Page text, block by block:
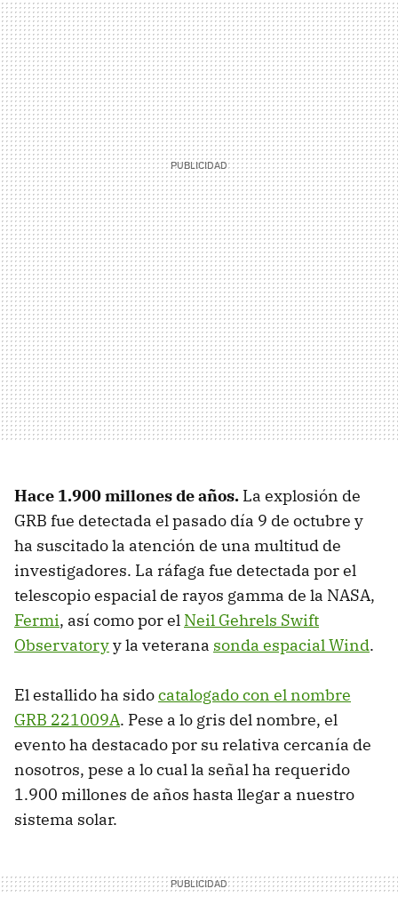
Hace 1.900 millones de años. La explosión de
GRB fue detectada el pasado día 9 de octubre y
ha suscitado la atención de una multitud de
investigadores. La ráfaga fue detectada por el
telescopio espacial de rayos gamma de la NASA,
Fermi, así como por el Neil Gehrels Swift
Observatoryy la veterana sonda espacial Wind.
El estallido ha sidocatalogado con el nombre
GRB 221009A. Pese a lo gris del nombre, el
evento ha destacado por su relativa cercanía de
nosotros, pese a lo cual la señal ha requerido
1.900 millones de años hasta llegar a nuestro
sistema solar.